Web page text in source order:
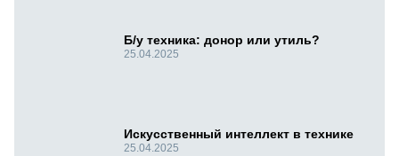
Б/у техника: донор или утиль?
25.04.2025
Искусственный интеллект в технике
25.04.2025